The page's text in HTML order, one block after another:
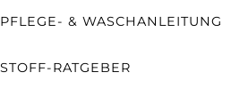
PFLEGE- & WASCHANLEITUNG
STOFF-RATGEBER